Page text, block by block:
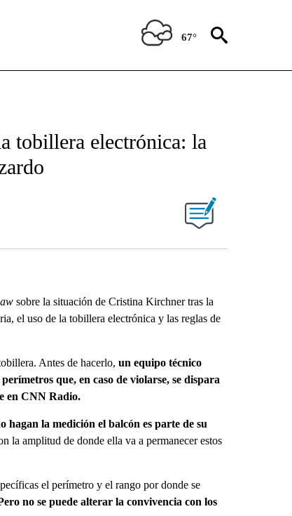
67°
tobillera electrónica: la
sobre la situación de Cristina Kirchner tras la
el uso de la tobillera electrónica y las reglas de
Antes de hacerlo, un equipo técnico
que, en caso de violarse, se dispara
en CNN Radio.
la medición el balcón es parte de su
la amplitud de donde ella va a permanecer estos
el perímetro y el rango por donde se
no se puede alterar la convivencia con los